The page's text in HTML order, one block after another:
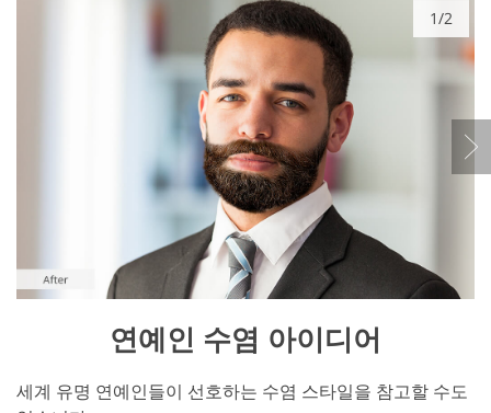
1/2
연예인 수염 아이디어
세계 유명 연예인들이 선호하는 수염 스타일을 참고할 수도